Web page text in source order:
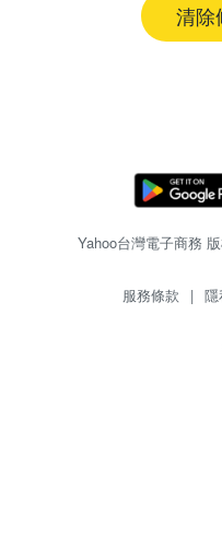
清除
Yahoo台灣電子商務
服務條款 | 隱